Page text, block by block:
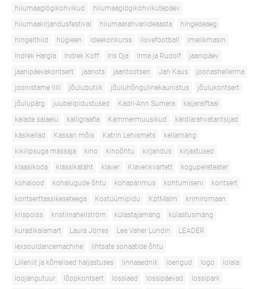
hiiumaaglögikohvikud
hiiumaaglögikohvikutepäev
hiiumaakirjandusfestival
hiiumaarahvariideaasta
hingedeaeg
hingelthiid
hügieen ideekonkurss ilovefootball
imelikmasin
Indrek Hargla
Indrek Koff Iris Oja Irma ja Rudolf
jaanipäev
jaanipäevakontsert
jaanots jaantootsen Jan Kaus
joonashellerma
joonistame lilli
jõulubutiik jõuluhõngulinekaunistus
jõulukontsert
jõulupärg
juubelipidustused Kadri-Ann Sumera
kaijaralftaal
kalade salaelu
kalligraafia Kammermuusikud
kärdlarahvatantsijad
käsikellad
Kassari mõis Katrin Lehismets
kellamäng
kikilipsuga mässaja
kino kinoõhtu kirjandus
kirjastused
klaasikoda
klassikatäht klaver Klaverikvartett
kogupereteater
kohalood
kohalugude õhtu kohapärimus kohtumiseni
kontsert
kontserttassikeseteega
Kostüümipidu KptMalm
krimiromaan
krispoiss
kristiinahellström külastajamäng
külastusmäng
kuradikalamart
Laura Jörres Lea Vaher Lundin
LEADER
lexsouldancemachine
lihtsate sonaatide õhtu
Lilleniit ja kõrrelised haljastuses
linnaaednik loengud logo
lolala
loojangutuur
lõppkontsert lossiaed lossipäevad
lossipark